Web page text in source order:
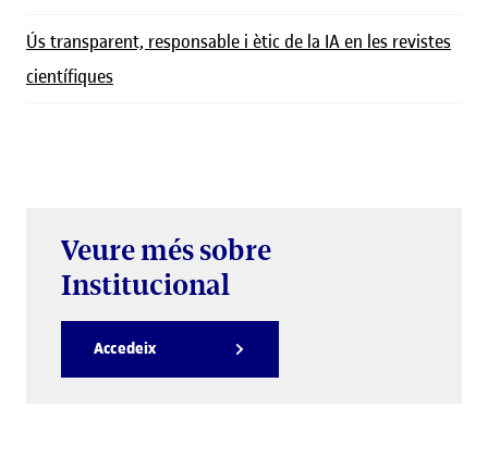
Ús transparent, responsable i ètic de la IA en les revistes
científiques
Veure més sobre
Institucional
Accedeix